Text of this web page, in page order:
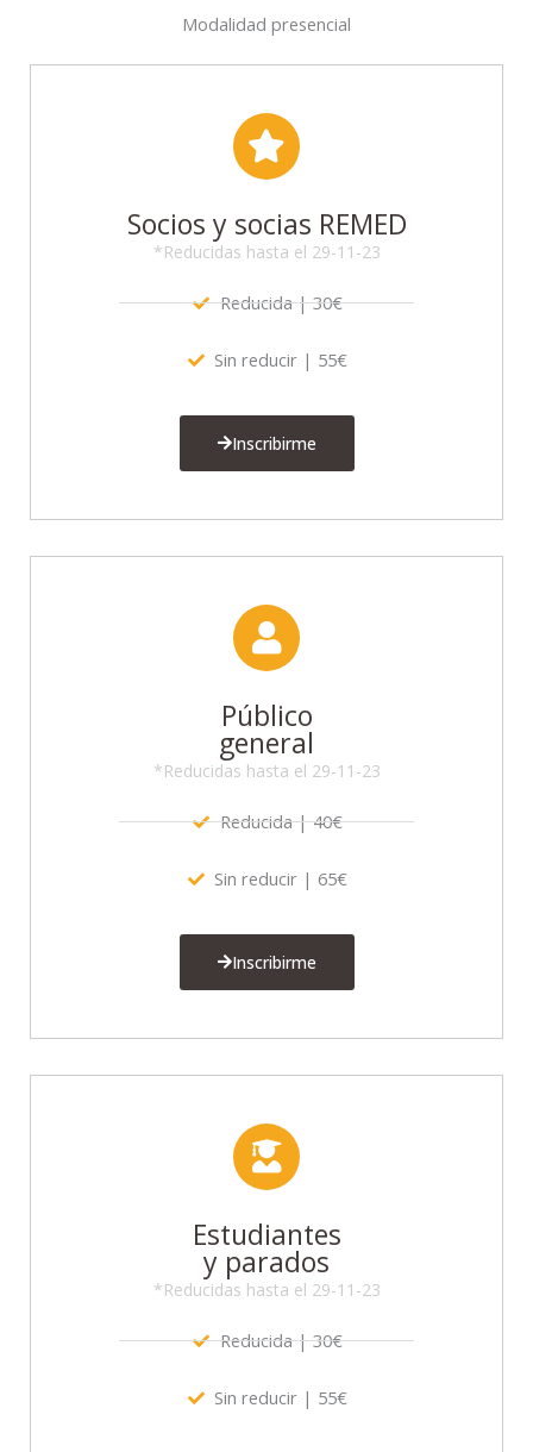
Modalidad presencial
Socios y socias REMED
*Reducidas hasta el 29-11-23
Reducida | 30€
Sin reducir | 55€
Inscribirme
Público
general
*Reducidas hasta el 29-11-23
Reducida | 40€
Sin reducir | 65€
Inscribirme
Estudiantes
y parados
*Reducidas hasta el 29-11-23
Reducida | 30€
Sin reducir | 55€